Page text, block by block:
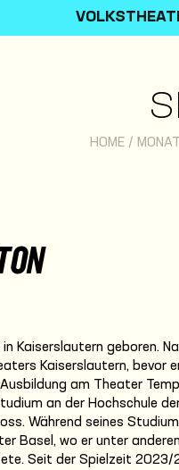
HOME/
Kaiserslautern geboren.
Kaiserslautern, bevor
am Theater
an der Hochschule
Während seines
Basel, wo er unter
Seit der Spielzeit